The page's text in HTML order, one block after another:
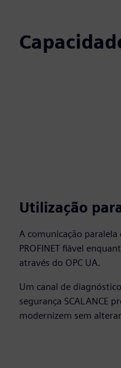
Utilização
A comunicação paralela
PROFINET fiável
através do OPC UA.
Um canal de
segurança SCALANCE
modernizem sem